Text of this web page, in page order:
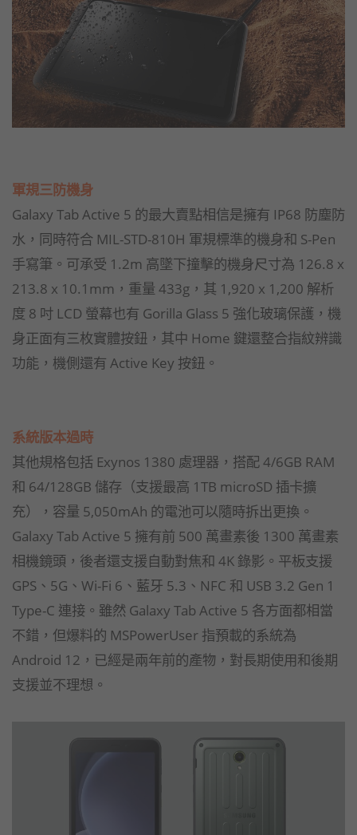
軍規三防機身
Galaxy Tab Active 5 的最大賣點相信是擁有 IP68 防塵防
水，同時符合 MIL-STD-810H 軍規標準的機身和 S-Pen
手寫筆。可承受 1.2m 高墜下撞擊的機身尺寸為 126.8 x
213.8 x 10.1mm，重量 433g，其 1,920 x 1,200 解析
度 8 吋 LCD 螢幕也有 Gorilla Glass 5 強化玻璃保護，機
身正面有三枚實體按鈕，其中 Home 鍵還整合指紋辨識
功能，機側還有 Active Key 按鈕。
系統版本過時
其他規格包括 Exynos 1380 處理器，搭配 4/6GB RAM
和 64/128GB 儲存（支援最高 1TB microSD 插卡擴
充），容量 5,050mAh 的電池可以隨時拆出更換。
Galaxy Tab Active 5 擁有前 500 萬畫素後 1300 萬畫素
相機鏡頭，後者還支援自動對焦和 4K 錄影。平板支援
GPS、5G、Wi-Fi 6、藍牙 5.3、NFC 和 USB 3.2 Gen 1
Type-C 連接。雖然 Galaxy Tab Active 5 各方面都相當
不錯，但爆料的 MSPowerUser 指預載的系統為
Android 12，已經是兩年前的產物，對長期使用和後期
支援並不理想。